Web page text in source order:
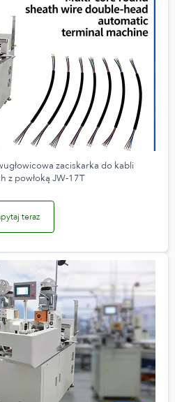
zaciskarka do kabli
z powłoką JW‑17T
teraz